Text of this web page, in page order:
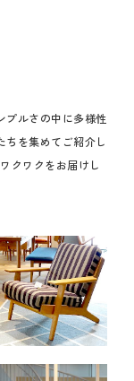
プルさの中に多様性
ちを集めてご紹介し
クワクをお届けし